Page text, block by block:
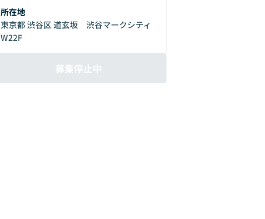
て、私たちが作ったプロダクトに触れる
人、そして私たちと共に歩んでくれる仲間
たち、その一人ひとりに向き合います。
様々な幸せの形をデジタルプロダクトを通
じて実現します。
所在地
東京都 渋谷区 道玄坂 渋谷マークシティ
W22F
募集停止中